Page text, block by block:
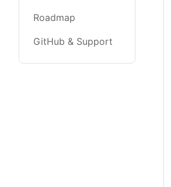
Roadmap
GitHub & Support